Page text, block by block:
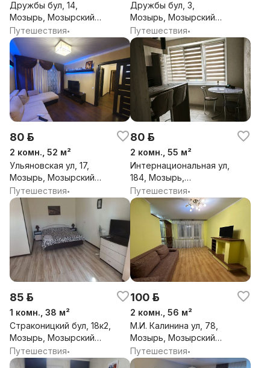
Дружбы бул, 14,
Мозырь, Мозырский
район, Гомельская обл.
Путешествия•
Дружбы бул, 3,
Мозырь, Мозырский
район, Гомельская обл.
Путешествия•
80 р.
2 комн., 52 м²
Ульяновская ул, 17,
Мозырь, Мозырский
район, Гомельская обл.
Путешествия•
80 р.
2 комн., 55 м²
Интернациональная ул,
184, Мозырь,
Мозырский район,
Гомельская обл.
Путешествия•
85 р.
1 комн., 38 м²
Страконицкий бул, 18к2,
Мозырь, Мозырский
район, Гомельская обл.
Путешествия•
100 р.
2 комн., 56 м²
М.И. Калинина ул, 78,
Мозырь, Мозырский
район, Гомельская обл.
Путешествия•